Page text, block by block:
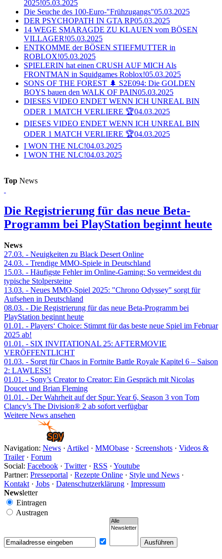
2025!05.03.2025
Die Seuche des 100-Euro-"Frühzugangs"05.03.2025
DER PSYCHOPATH IN GTA RP05.03.2025
14 WEGE SMARAGDE ZU KLAUEN vom BÖSEN
VILLAGER!05.03.2025
ENTKOMME der BÖSEN STIEFMUTTER in
ROBLOX!05.03.2025
SPIELERIN hat einen CRUSH AUF MICH Als
FRONTMAN in Squidgames Roblox!05.03.2025
SONS OF THE FOREST 🌲 S2E094: Die GOLDEN
BOYS bauen den WALK OF PAIN05.03.2025
DIESES VIDEO ENDET WENN ICH UNREAL BIN
ODER 1 MATCH VERLIERE 🏆04.03.2025
DIESES VIDEO ENDET WENN ICH UNREAL BIN
ODER 1 MATCH VERLIERE 🏆04.03.2025
I WON THE NLC!04.03.2025
I WON THE NLC!04.03.2025
Top News
Die Registrierung für das neue Beta-
Programm bei PlayStation beginnt heute
News
27.03. - Neuigkeiten zu Black Desert Online
24.03. - Trendige MMO-Spiele in Deutschland
15.03. - Häufigste Fehler im Online-Gaming: So vermeidest du
typische Stolpersteine
13.03. - Neues MMO-Spiel 2025: "Chrono Odyssey" sorgt für
Aufsehen in Deutschland
08.03. - Die Registrierung für das neue Beta-Programm bei
PlayStation beginnt heute
01.01. - Players‘ Choice: Stimmt für das beste neue Spiel im Februar
2025 ab!
01.01. - SIX INVITATIONAL 25: AFTERMOVIE
VERÖFFENTLICHT
01.03. - Sorgt für Chaos in Fortnite Battle Royale Kapitel 6 – Saison
2: LAWLESS!
01.01. - Sony’s Creator to Creator: Ein Gespräch mit Nicolas
Doucet und Brian Fleming
01.01. - Der Wahrheit auf der Spur: Year 6, Season 3 von Tom
Clancy’s The Division® 2 ab sofort verfügbar
Weitere News ansehen
Navigation: News · Artikel · MMObase · Screenshots · Videos &
Trailer· Forum
Social: Facebook · Twitter· RSS · Youtube
Partner: Presseportal · Rezepte Online · Style und News ·
Kontakt · Jobs · Datenschutzerklärung · Impressum
Newsletter
Eintragen
Austragen